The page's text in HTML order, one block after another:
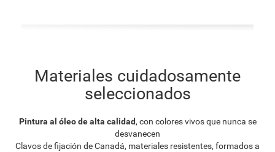
Materiales cuidadosamente
seleccionados
Pintura al óleo de alta calidad, con colores vivos que nunca se
desvanecen
Clavos de fijación de Canadá, materiales resistentes, formados a